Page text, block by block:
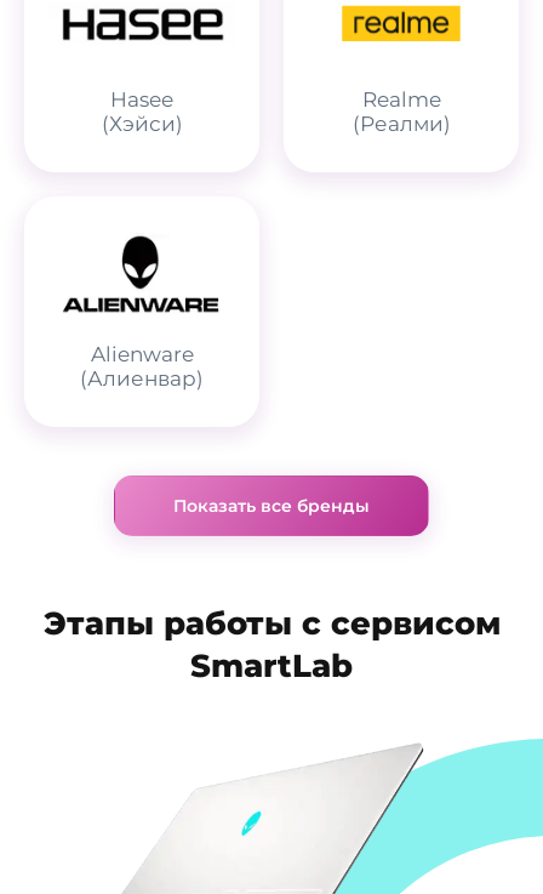
Hasee
(Хэйси)
Realme
(Реалми)
Alienware
(Алиенвар)
Показать все бренды
Этапы работы с сервисом
SmartLab